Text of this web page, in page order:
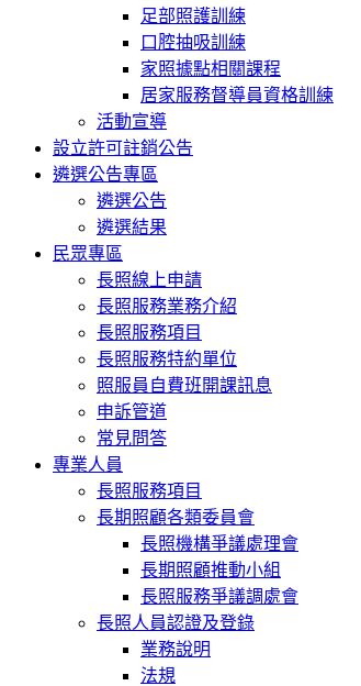
足部照護訓練
口腔抽吸訓練
家照據點相關課程
居家服務督導員資格訓練
活動宣導
設立許可註銷公告
遴選公告專區
遴選公告
遴選結果
民眾專區
長照線上申請
長照服務業務介紹
長照服務項目
長照服務特約單位
照服員自費班開課訊息
申訴管道
常見問答
專業人員
長照服務項目
長期照顧各類委員會
長照機構爭議處理會
長期照顧推動小組
長照服務爭議調處會
長照人員認證及登錄
業務說明
法規